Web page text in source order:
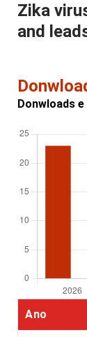
Zika
and
Donwloads
Ano